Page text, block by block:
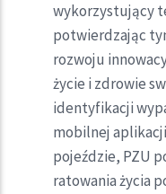
wykorzystujący
potwierdzając
rozwoju
życie i zdrowie
identyfikacji
mobilnej
pojeździe, PZU
ratowania życia